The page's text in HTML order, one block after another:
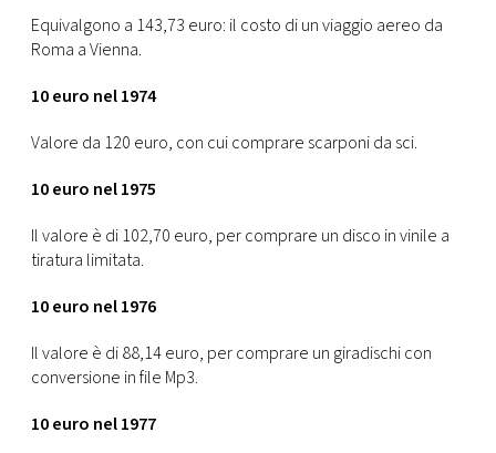
Equivalgono a 143,73 euro: il costo di un viaggio aereo da
Roma a Vienna.
10 euro nel 1974
Valore da 120 euro, con cui comprare scarponi da sci.
10 euro nel 1975
Il valore è di 102,70 euro, per comprare un disco in vinile a
tiratura limitata.
10 euro nel 1976
Il valore è di 88,14 euro, per comprare un giradischi con
conversione in file Mp3.
10 euro nel 1977